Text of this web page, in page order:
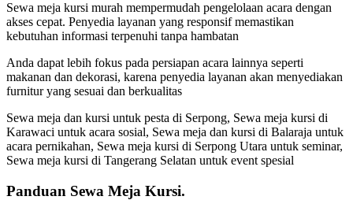
Sewa meja kursi murah mempermudah pengelolaan acara dengan
akses cepat. Penyedia layanan yang responsif memastikan
kebutuhan informasi terpenuhi tanpa hambatan
Anda dapat lebih fokus pada persiapan acara lainnya seperti
makanan dan dekorasi, karena penyedia layanan akan menyediakan
furnitur yang sesuai dan berkualitas
Sewa meja dan kursi untuk pesta di Serpong, Sewa meja kursi di
Karawaci untuk acara sosial, Sewa meja dan kursi di Balaraja untuk
acara pernikahan, Sewa meja kursi di Serpong Utara untuk seminar,
Sewa meja kursi di Tangerang Selatan untuk event spesial
Panduan Sewa Meja Kursi.